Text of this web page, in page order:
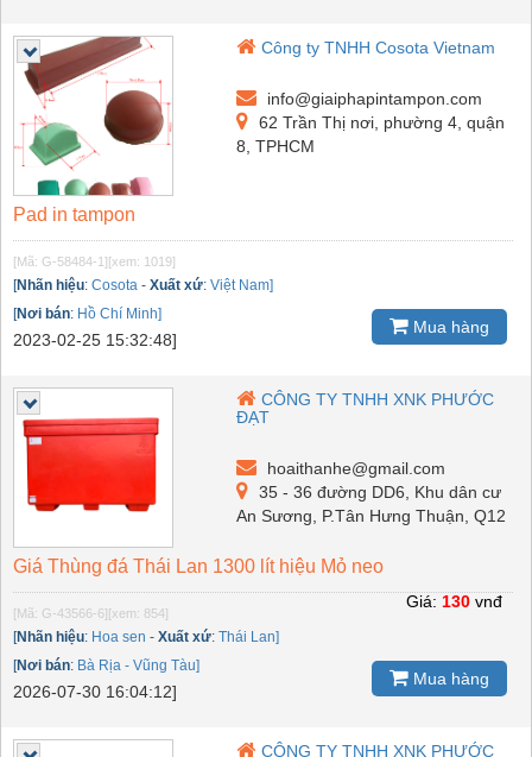
Công ty TNHH Cosota Vietnam
info@giaiphapintampon.com
62 Trần Thị nơi, phường 4, quận
8, TPHCM
Pad in tampon
[Mã: G-58484-1] [xem: 1019]
[Nhãn hiệu: Cosota - Xuất xứ: Việt Nam]
[Nơi bán: Hồ Chí Minh]
2023-02-25 15:32:48]
Mua hàng
CÔNG TY TNHH XNK PHƯỚC
ĐẠT
hoaithanhe@gmail.com
35 - 36 đường DD6, Khu dân cư
An Sương, P.Tân Hưng Thuận, Q12
Giá Thùng đá Thái Lan 1300 lít hiệu Mỏ neo
[Mã: G-43566-6] [xem: 854]
[Nhãn hiệu: Hoa sen - Xuất xứ: Thái Lan]
[Nơi bán: Bà Rịa - Vũng Tàu]
2026-07-30 16:04:12]
Giá: 130 vnđ
Mua hàng
CÔNG TY TNHH XNK PHƯỚC